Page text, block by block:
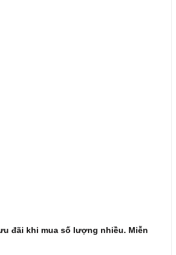
đãi khi mua số lượng nhiều. Miễn